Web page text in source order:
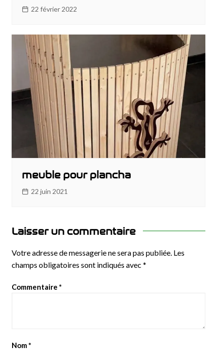
22 février 2022
meuble pour plancha
22 juin 2021
Laisser un commentaire
Votre adresse de messagerie ne sera pas publiée. Les
champs obligatoires sont indiqués avec *
Commentaire *
Nom*